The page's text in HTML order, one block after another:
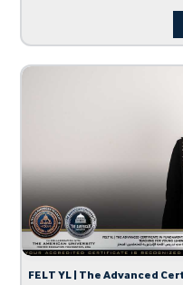
FELT YL | The Advanced